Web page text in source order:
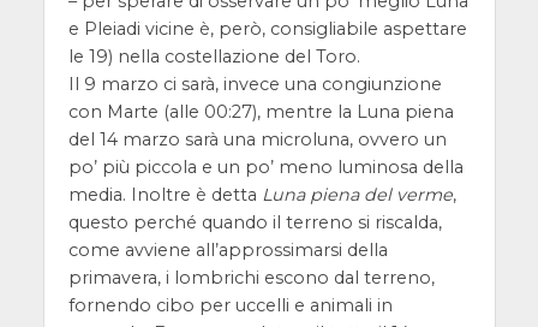
e Pleiadi vicine è, però, consigliabile aspettare
le 19) nella costellazione del Toro.
Il 9 marzo ci sarà, invece una congiunzione
con Marte (alle 00:27), mentre la Luna piena
del 14 marzo sarà una microluna, ovvero un
po’ più piccola e un po’ meno luminosa della
media. Inoltre è detta Luna piena del verme,
questo perché quando il terreno si riscalda,
come avviene all’approssimarsi della
primavera, i lombrichi escono dal terreno,
fornendo cibo per uccelli e animali in